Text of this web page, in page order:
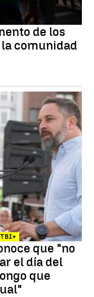
de los
comunidad
que "no
el día del
que